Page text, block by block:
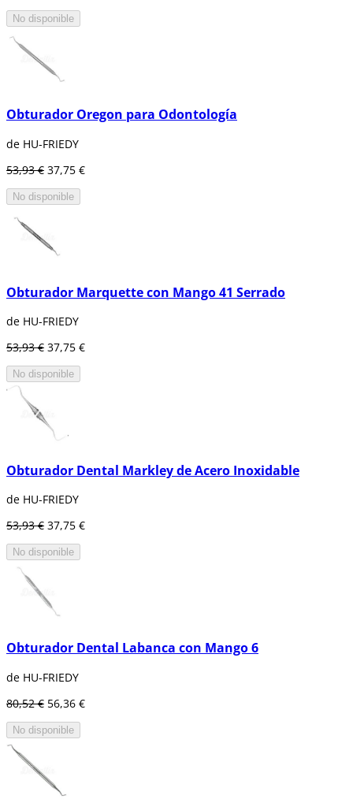
No disponible
Obturador Oregon para Odontología
de HU-FRIEDY
53,93 € 37,75 €
No disponible
Obturador Marquette con Mango 41 Serrado
de HU-FRIEDY
53,93 € 37,75 €
No disponible
Obturador Dental Markley de Acero Inoxidable
de HU-FRIEDY
53,93 € 37,75 €
No disponible
Obturador Dental Labanca con Mango 6
de HU-FRIEDY
80,52 € 56,36 €
No disponible